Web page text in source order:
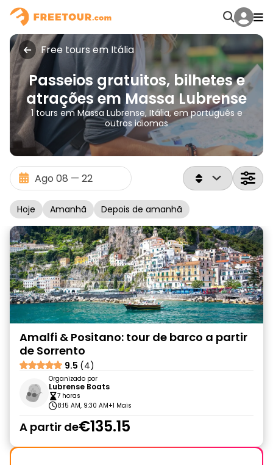
Free tours em Itália
Passeios gratuitos, bilhetes e
atrações em Massa Lubrense
1 tours em Massa Lubrense, Itália, em português e
outros idiomas
Hoje Amanhã Depois de amanhã
Amalfi & Positano: tour de barco a partir
de Sorrento
9.5 (4)
Organizado por
Lubrense Boats
7 horas
8:15 AM, 9:30 AM+1 Mais
A partir de€135.15